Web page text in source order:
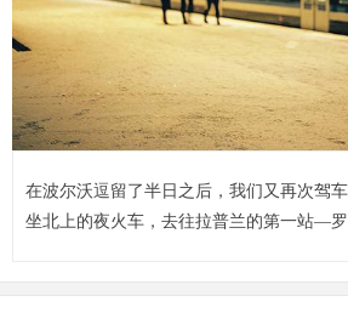
在波尔沃逗留了半日之后，我们又再次驾
坐北上的夜火车，去往拉普兰的第一站—罗